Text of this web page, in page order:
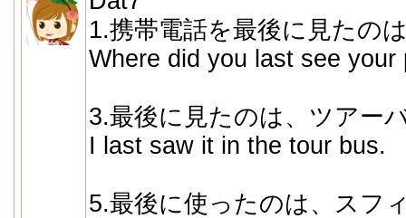
1.携帯電話を最後に見たの
Where did you last see your
3.最後に見たのは、ツアー
I last saw it in the tour bus.
5.最後に使ったのは、スフ